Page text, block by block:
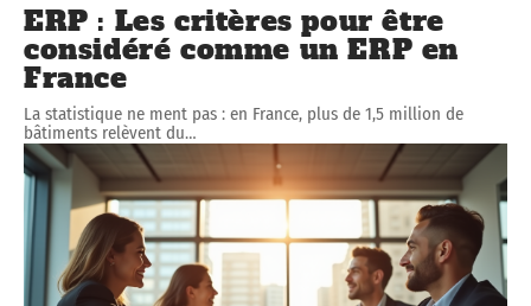
ERP : Les critères pour être
considéré comme un ERP en
France
La statistique ne ment pas : en France, plus de 1,5 million de
bâtiments relèvent du…